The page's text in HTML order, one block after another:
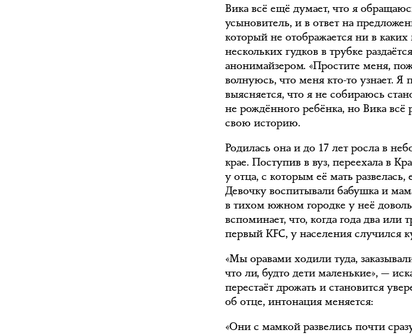
Вика всё ещё думает, что я
усыновитель, и в ответ на
который не отображается ни в
нескольких гудков в трубке
анонимайзером. «Простите меня,
волнуюсь, что меня кто-то узнает.
выясняется, что я не собираюсь
не рождённого ребёнка, но Вика всё
свою историю.
Родилась она и до 17 лет росла в
крае. Поступив в вуз, переехала в
у отца, с которым её мать
Девочку воспитывали бабушка и
в тихом южном городке у неё
вспоминает, что, когда года два или
первый KFC, у населения случился
«Мы оравами ходили туда,
что ли, будто дети маленькие», —
перестаёт дрожать и становится
об отце, интонация меняется:
«Они с мамкой развелись почти